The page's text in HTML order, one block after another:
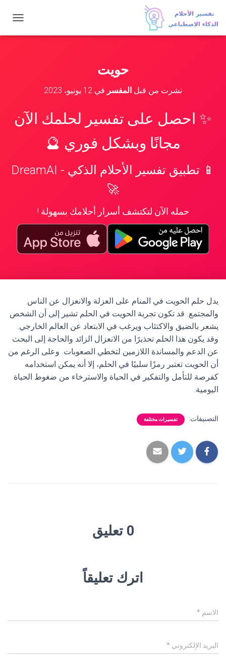
ب
ل
حويت
نشرت من قبل المفسر في 12 يونيو، 2023
✨ احصل على تفسير لحلمك الآن
مجانًا وبشكل فوري 🔮
📱 تطبيق تفسير الأحلام الذكي - DreamAI
🚀
حمله الآن لتكتشف أسرار أحلامك بسهولة !
يدل حلم الحويت في المنام على العزلة والانعزال عن الناس
والمجتمع. قد تكون تجربة الحويت في الحلم تشير إلى أن الشخص
يشعر بالضيق والاكتئاب ويرغب في الابتعاد عن العالم الخارجي.
وقد يكون هذا الحلم تحذيرًا من الانعزال الزائد والحاجة إلى البحث
عن الدعم والمساندة اللازمين لتخطي الصعوبات. وعلى الرغم من
أن الحويت تعتبر رمزًا سلبيًا في الحلم، إلا أنه يمكن استخدامه
كفرصة للتأمل والتفكير في الحياة والاسترخاء من ضغوط الحياة
اليومية.
التصنيفات: تفسيرات مختلفة
0 تعليق
اترك تعليقاً
الاسم *
البريد الإلكتروني *